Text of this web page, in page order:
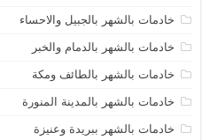
خادمات بالشهر بالجبيل والاحساء
خادمات بالشهر بالدمام والخبر
خادمات بالشهر بالطائف ومكة
خادمات بالشهر بالمدينة المنورة
خادمات بالشهر ببريدة وعنيزة